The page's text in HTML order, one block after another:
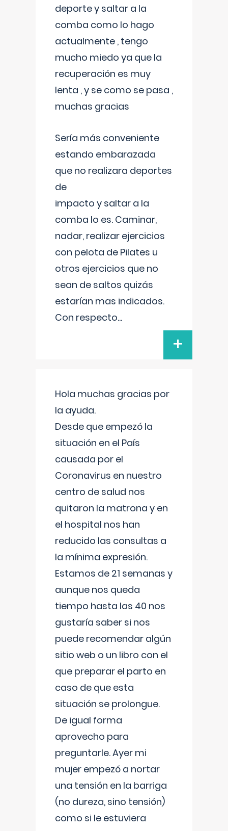
deporte y saltar a la
comba como lo hago
actualmente , tengo
mucho miedo ya que la
recuperación es muy
lenta , y se como se pasa ,
muchas gracias
Sería más conveniente
estando embarazada
que no realizara deportes
de
impacto y saltar a la
comba lo es. Caminar,
nadar, realizar ejercicios
con pelota de Pilates u
otros ejercicios que no
sean de saltos quizás
estarían mas indicados.
Con respecto...
+
Hola muchas gracias por
la ayuda.
Desde que empezó la
situación en el País
causada por el
Coronavirus en nuestro
centro de salud nos
quitaron la matrona y en
el hospital nos han
reducido las consultas a
la mínima expresión.
Estamos de 21 semanas y
aunque nos queda
tiempo hasta las 40 nos
gustaría saber si nos
puede recomendar algún
sitio web o un libro con el
que preparar el parto en
caso de que esta
situación se prolongue.
De igual forma
aprovecho para
preguntarle. Ayer mi
mujer empezó a nortar
una tensión en la barriga
(no dureza, sino tensión)
como si le estuviera